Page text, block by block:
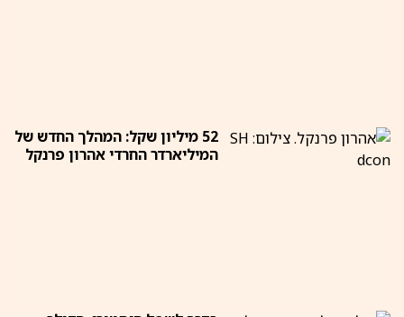
52 מיליון שקל: המהלך החדש של
המיליארדר החרדי אהרון פרנקל